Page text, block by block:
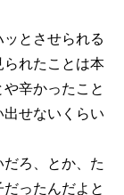
とさせられる
られたことは本
辛かったこと
せないくらい
ろ、とか、た
ったんだよと